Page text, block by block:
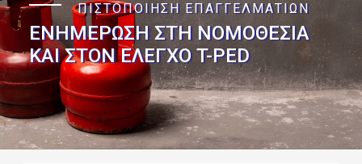
ΠΙΣΤΟΠΟΙΗΣΗ ΕΠΑΓΓΕΛΜΑΤΙΩΝ
ΕΝΗΜΕΡΩΣΗ ΣΤΗ ΝΟΜΟΘΕΣΙΑ
ΚΑΙ ΣΤΟΝ ΕΛΕΓΧΟ T-PED